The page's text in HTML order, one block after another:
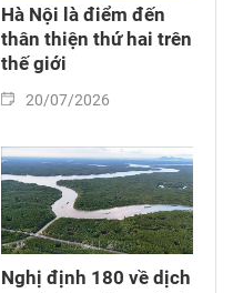
Hà Nội là điểm đến
thân thiện thứ hai trên
thế giới
20/07/2026
Nghị định 180 về dịch